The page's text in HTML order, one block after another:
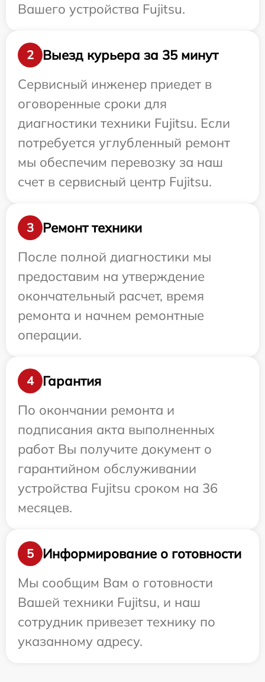
Вашего устройства Fujitsu.
2
Выезд курьера за 35 минут
Сервисный инженер приедет в
оговоренные сроки для
диагностики техники Fujitsu. Если
потребуется углубленный ремонт
мы обеспечим перевозку за наш
счет в сервисный центр Fujitsu.
3
Ремонт техники
После полной диагностики мы
предоставим на утверждение
окончательный расчет, время
ремонта и начнем ремонтные
операции.
4
Гарантия
По окончании ремонта и
подписания акта выполненных
работ Вы получите документ о
гарантийном обслуживании
устройства Fujitsu сроком на 36
месяцев.
5
Информирование о готовности
Мы сообщим Вам о готовности
Вашей техники Fujitsu, и наш
сотрудник привезет технику по
указанному адресу.